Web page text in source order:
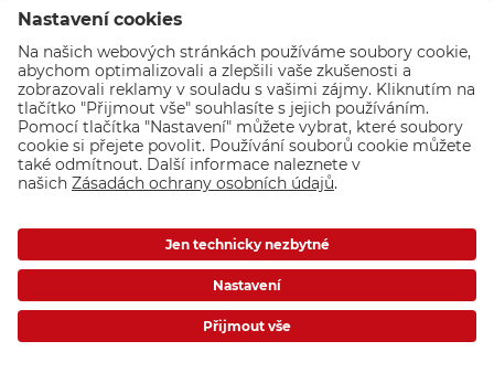
Walther SILHOUETTE - fotorámeček
10x15 Černá | Dřevo
Skladem 129,-
AKCE